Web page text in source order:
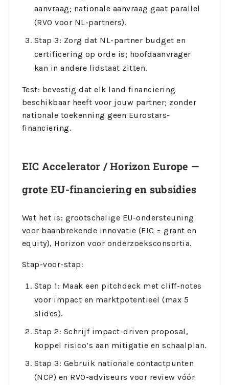
aanvraag; nationale aanvraag gaat parallel
(RVO voor NL-partners).
Stap 3: Zorg dat NL-partner budget en
certificering op orde is; hoofdaanvrager
kan in andere lidstaat zitten.
Test: bevestig dat elk land financiering
beschikbaar heeft voor jouw partner; zonder
nationale toekenning geen Eurostars-
financiering.
EIC Accelerator / Horizon Europe —
grote EU-financiering en subsidies
Wat het is: grootschalige EU-ondersteuning
voor baanbrekende innovatie (EIC = grant en
equity), Horizon voor onderzoeksconsortia.
Stap-voor-stap:
Stap 1: Maak een pitchdeck met cliff-notes
voor impact en marktpotentieel (max 5
slides).
Stap 2: Schrijf impact-driven proposal,
koppel risico’s aan mitigatie en schaalplan.
Stap 3: Gebruik nationale contactpunten
(NCP) en RVO-adviseurs voor review vóór